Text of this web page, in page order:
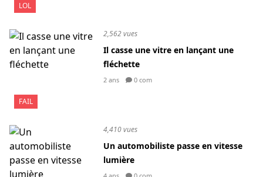
LOL
FAIL
2,562 vues
Il casse une vitre en lançant une
fléchette
2 ans 0 com
4,410 vues
Un automobiliste passe en vitesse
lumière